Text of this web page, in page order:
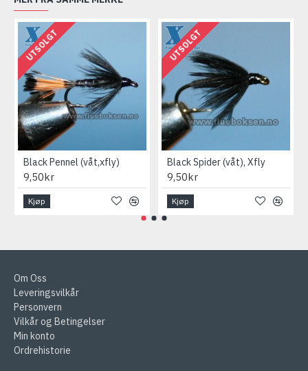
UTSOLGT
Black Pennel (våt,xfly)
9,50kr
Kjøp
UTSOLGT
Black Spider (våt), Xfly
9,50kr
Kjøp
Om Oss
Leveringsvilkår
Personvern
Vilkår og Betingelser
Min konto
Ordrehistorie